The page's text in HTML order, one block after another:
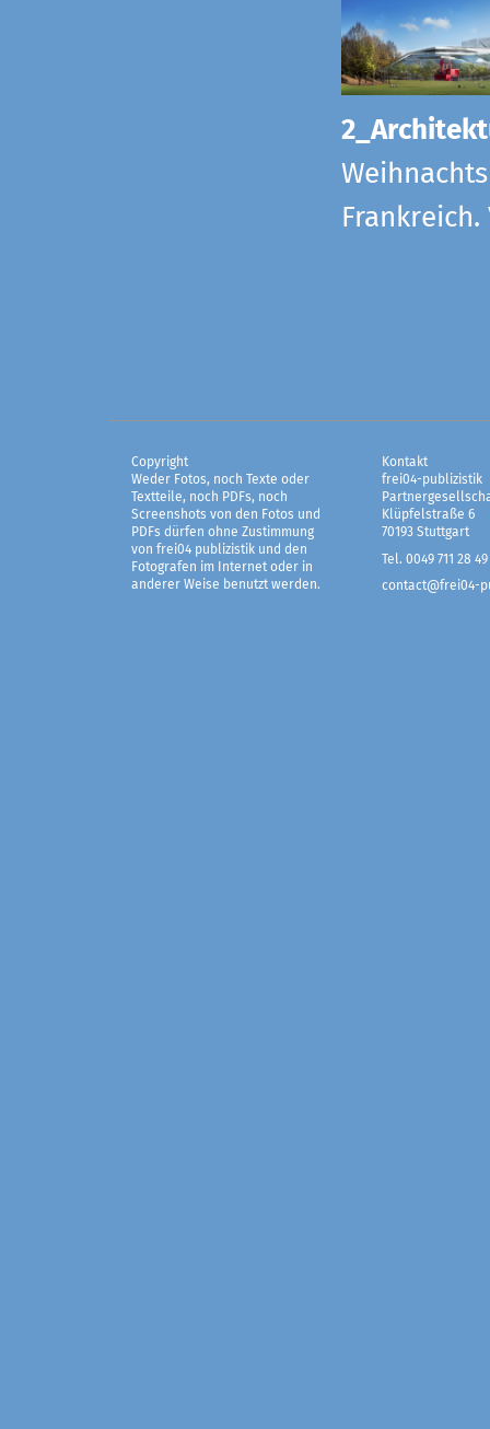
Copyright
Weder Fotos, noch Texte oder
Textteile, noch PDFs, noch
Screenshots von den Fotos und
PDFs dürfen ohne Zustimmung
von frei04 publizistik und den
Fotografen im Internet oder in
anderer Weise benutzt werden.
Kontakt
frei04-publizistik
Klüpfelstraße 6
70193 Stuttgart
Tel. 0049 711 28 49
contact@frei04-